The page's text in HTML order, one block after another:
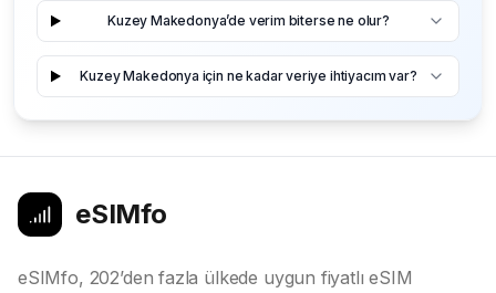
Kuzey Makedonya’de verim biterse ne olur?
Kuzey Makedonya için ne kadar veriye ihtiyacım var?
eSIMfo
eSIMfo, 202’den fazla ülkede uygun fiyatlı eSIM